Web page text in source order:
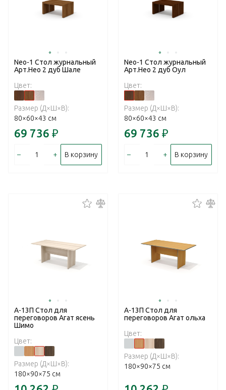
Neo-1 Стол журнальный
Арт.Нео 2 дуб Шале
Цвет:
Размер (Д×Ш×В):
80×60×43 см
69 736 ₽
– + В корзину
Neo-1 Стол журнальный
Арт.Нео 2 дуб Оул
Цвет:
Размер (Д×Ш×В):
80×60×43 см
69 736 ₽
– + В корзину
А-13П Стол для
переговоров Агат ясень
Шимо
Цвет:
Размер (Д×Ш×В):
180×90×75 см
А-13П Стол для
переговоров Агат ольха
Цвет:
Размер (Д×Ш×В):
180×90×75 см